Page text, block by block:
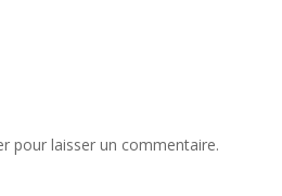
pour laisser un commentaire.